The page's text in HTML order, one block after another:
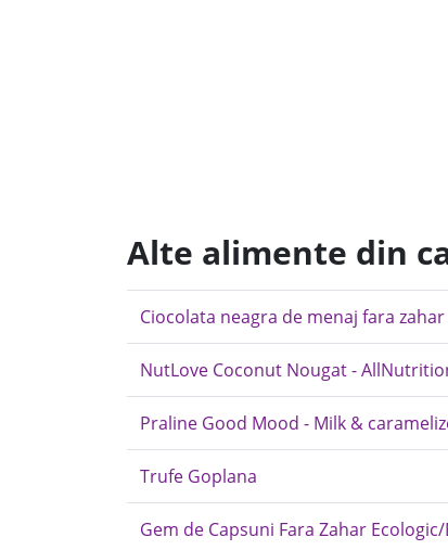
Alte alimente din
Ciocolata neagra de menaj fara
NutLove Coconut Nougat -
Praline Good Mood - Milk &
Trufe Goplana
Gem de Capsuni Fara Zahar Ecologic/